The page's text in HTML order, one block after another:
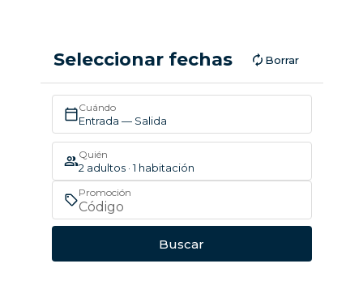
Seleccionar fechas Borrar
Cuándo
Entrada — Salida
Quién
2 adultos · 1 habitación
Promoción
Buscar